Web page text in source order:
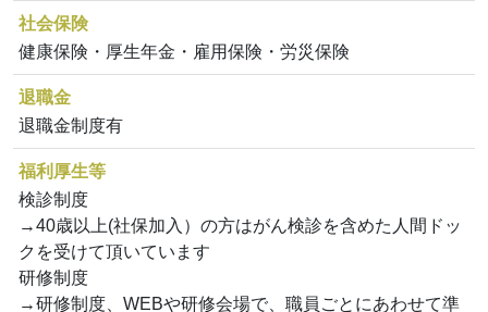
社会保険
健康保険・厚生年金・雇用保険・労災保険
退職金
退職金制度有
福利厚生等
検診制度
→40歳以上(社保加入）の方はがん検診を含めた人間ドッ
クを受けて頂いています
研修制度
→研修制度、WEBや研修会場で、職員ごとにあわせて準